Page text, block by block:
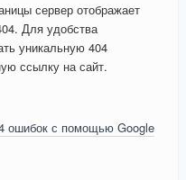
сервер отображает
Для удобства
уникальную 404
ссылку на сайт.
ошибок с помощью Google